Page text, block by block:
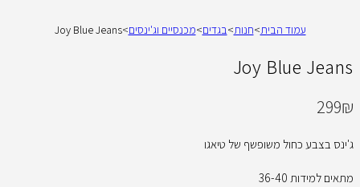
עמוד הבית>חנות>בגדים>מכנסיים וג'ינסים>
Joy Blue Jeans
Joy Blue Jeans
299₪
ג'ינס בצבע כחול משופשף של טיאגו
מתאים למידות 36-40